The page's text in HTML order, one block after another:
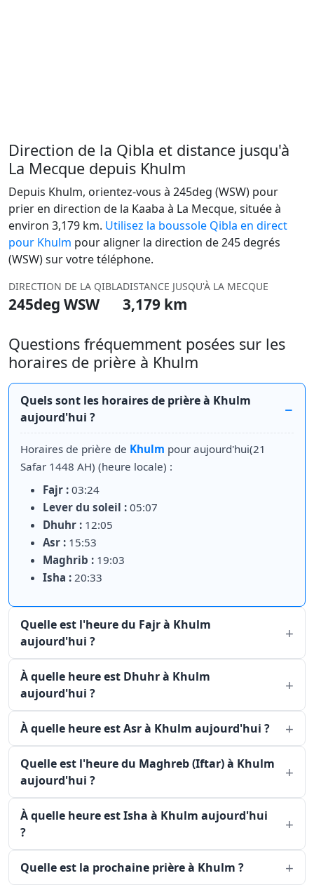
Direction de la Qibla et distance jusqu'à
La Mecque depuis Khulm
Depuis Khulm, orientez-vous à 245deg (WSW) pour
prier en direction de la Kaaba à La Mecque, située à
environ 3,179 km. Utilisez la boussole Qibla en direct
pour Khulm pour aligner la direction de 245 degrés
(WSW) sur votre téléphone.
DIRECTION DE LA QIBLA
245deg WSW
DISTANCE JUSQU'À LA MECQUE
3,179 km
Questions fréquemment posées sur les
horaires de prière à Khulm
Quels sont les horaires de prière à Khulm
aujourd'hui ?
Horaires de prière de Khulm pour aujourd'hui(21
Safar 1448 AH) (heure locale) :
Fajr : 03:24
Lever du soleil : 05:07
Dhuhr : 12:05
Asr : 15:53
Maghrib : 19:03
Isha : 20:33
Quelle est l'heure du Fajr à Khulm
aujourd'hui ?
À quelle heure est Dhuhr à Khulm
aujourd'hui ?
À quelle heure est Asr à Khulm aujourd'hui ?
Quelle est l'heure du Maghreb (Iftar) à Khulm
aujourd'hui ?
À quelle heure est Isha à Khulm aujourd'hui
?
Quelle est la prochaine prière à Khulm ?